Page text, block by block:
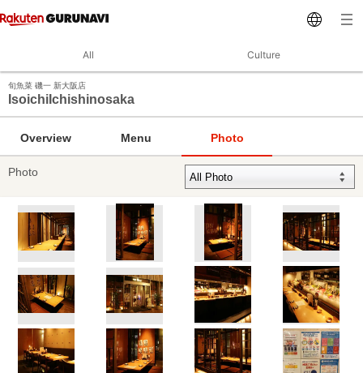
All Culture
旬魚菜 磯一 新大阪店
IsoichiIchishinosaka
Overview Menu Photo
Photo